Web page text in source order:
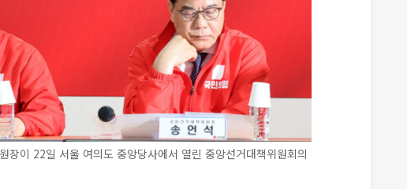
이 22일 서울 여의도 중앙당사에서 열린 중앙선거대책위원회의